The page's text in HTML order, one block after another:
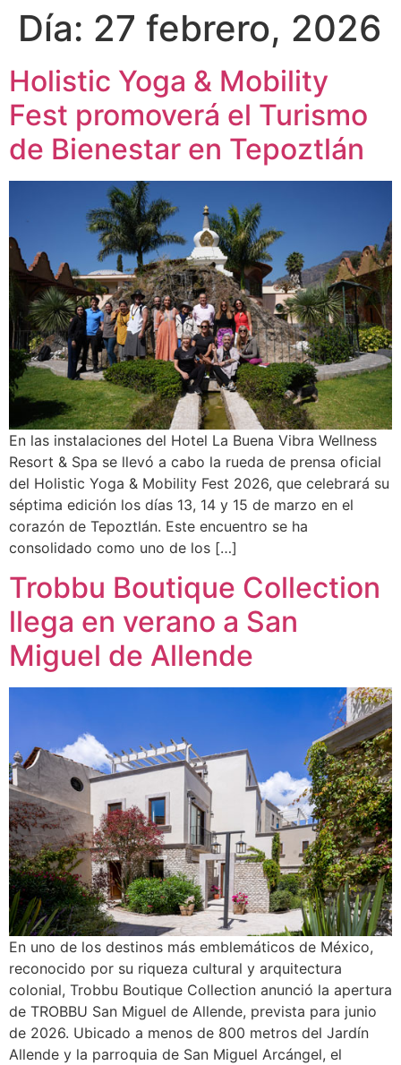
Día: 27 febrero, 2026
Holistic Yoga & Mobility
Fest promoverá el Turismo
de Bienestar en Tepoztlán
En las instalaciones del Hotel La Buena Vibra Wellness
Resort & Spa se llevó a cabo la rueda de prensa oficial
del Holistic Yoga & Mobility Fest 2026, que celebrará su
séptima edición los días 13, 14 y 15 de marzo en el
corazón de Tepoztlán. Este encuentro se ha
consolidado como uno de los […]
Trobbu Boutique Collection
llega en verano a San
Miguel de Allende
En uno de los destinos más emblemáticos de México,
reconocido por su riqueza cultural y arquitectura
colonial, Trobbu Boutique Collection anunció la apertura
de TROBBU San Miguel de Allende, prevista para junio
de 2026. Ubicado a menos de 800 metros del Jardín
Allende y la parroquia de San Miguel Arcángel, el